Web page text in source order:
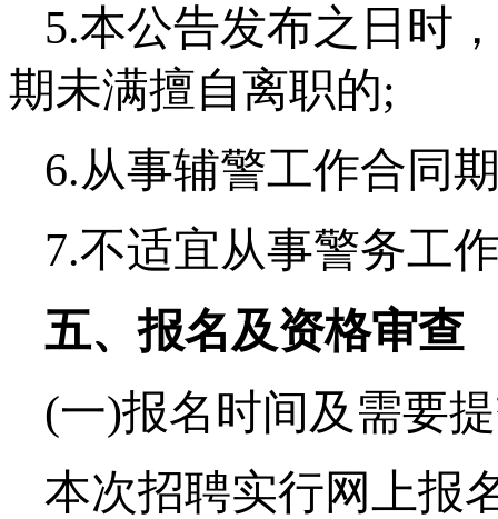
5.本公告发布之日时
期未满擅自离职的;
6.从事辅警工作合同
7.不适宜从事警务工
五、报名及资格审查
(一)报名时间及需要
本次招聘实行网上报